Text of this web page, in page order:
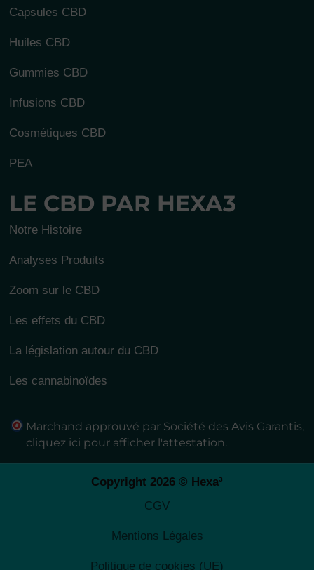
Capsules CBD
Huiles CBD
Gummies CBD
Infusions CBD
Cosmétiques CBD
PEA
LE CBD PAR HEXA3
Notre Histoire
Analyses Produits
Zoom sur le CBD
Les effets du CBD
La législation autour du CBD
Les cannabinoïdes
Marchand approuvé par Société des Avis Garantis,
cliquez ici pour afficher l'attestation.
Copyright 2026 © Hexa³
CGV
Mentions Légales
Politique de cookies (UE)